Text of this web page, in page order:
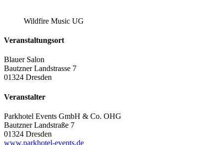
Wildfire Music UG
Veranstaltungsort
Blauer Salon
Bautzner Landstrasse 7
01324 Dresden
Veranstalter
Parkhotel Events GmbH & Co. OHG
Bautzner Landstraße 7
01324 Dresden
www.parkhotel-events.de